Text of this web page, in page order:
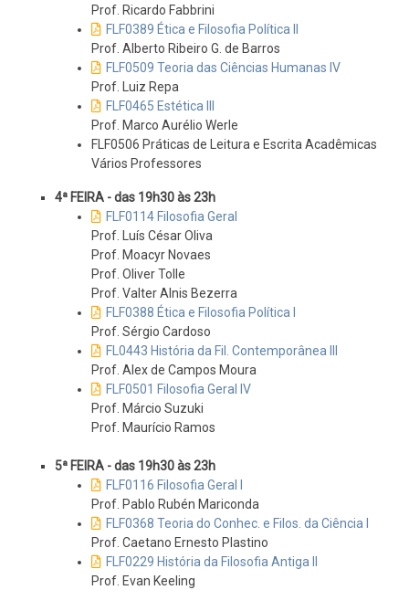
Prof. Ricardo Fabbrini
FLF0389 Ética e Filosofia Política II
Prof. Alberto Ribeiro G. de Barros
FLF0509 Teoria das Ciências Humanas IV
Prof. Luiz Repa
FLF0465 Estética III
Prof. Marco Aurélio Werle
FLF0506 Práticas de Leitura e Escrita Acadêmicas
Vários Professores
4ª FEIRA - das 19h30 às 23h
FLF0114 Filosofia Geral
Prof. Luís César Oliva
Prof. Moacyr Novaes
Prof. Oliver Tolle
Prof. Valter Alnis Bezerra
FLF0388 Ética e Filosofia Política I
Prof. Sérgio Cardoso
FL0443 História da Fil. Contemporânea III
Prof. Alex de Campos Moura
FLF0501 Filosofia Geral IV
Prof. Márcio Suzuki
Prof. Maurício Ramos
5ª FEIRA - das 19h30 às 23h
FLF0116 Filosofia Geral I
Prof. Pablo Rubén Mariconda
FLF0368 Teoria do Conhec. e Filos. da Ciência I
Prof. Caetano Ernesto Plastino
FLF0229 História da Filosofia Antiga II
Prof. Evan Keeling